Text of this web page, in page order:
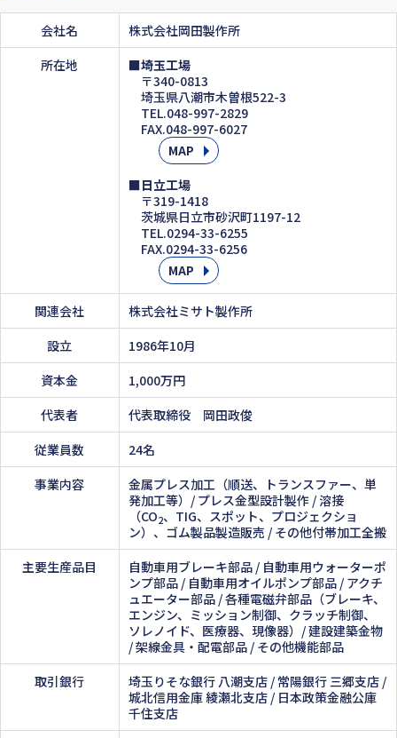
会社名
株式会社岡田製作所
所在地
■埼玉工場
〒340-0813
埼玉県八潮市木曽根522-3
TEL.048-997-2829
FAX.048-997-6027
MAP
■日立工場
〒319-1418
茨城県日立市砂沢町1197-12
TEL.0294-33-6255
FAX.0294-33-6256
MAP
関連会社
株式会社ミサト製作所
設立
1986年10月
資本金
1,000万円
代表者
代表取締役 岡田政俊
従業員数
24名
事業内容
金属プレス加工（順送、トランスファー、単
発加工等）/ プレス金型設計製作 / 溶接
（CO2、TIG、スポット、プロジェクショ
ン）、ゴム製品製造販売 / その他付帯加工全搬
主要生産品目
自動車用ブレーキ部品 / 自動車用ウォーターポ
ンプ部品 / 自動車用オイルポンプ部品 / アクチ
ュエーター部品 / 各種電磁弁部品（ブレーキ、
エンジン、ミッション制御、クラッチ制御、
ソレノイド、医療器、現像器）/ 建設建築金物
/ 架線金具・配電部品 / その他機能部品
取引銀行
埼玉りそな銀行 八潮支店 / 常陽銀行 三郷支店 /
城北信用金庫 綾瀬北支店 / 日本政策金融公庫
千住支店